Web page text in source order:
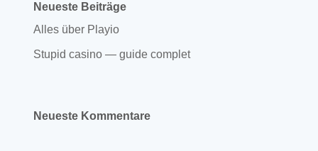
Neueste Beiträge
Alles über Playio
Stupid casino — guide complet
Neueste Kommentare